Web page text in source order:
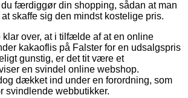
færdiggør din shopping, sådan at man
skaffe sig den mindst kostelige pris.
over, at i tilfælde af at en online
kakaoflis på Falster for en udsalgspris
gunstig, er det tit være et
en svindel online webshop.
dækket ind under en forordning, som
svindlende webbutikker.